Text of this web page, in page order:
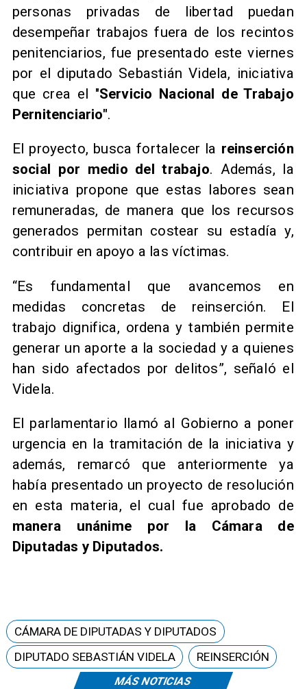
personas privadas de libertad puedan
desempeñar trabajos fuera de los recintos
penitenciarios, fue presentado este viernes
por el diputado Sebastián Videla, iniciativa
que crea el "Servicio Nacional de Trabajo
Pernitenciario".
El proyecto, busca fortalecer la reinserción
social por medio del trabajo. Además, la
iniciativa propone que estas labores sean
remuneradas, de manera que los recursos
generados permitan costear su estadía y,
contribuir en apoyo a las víctimas.
​“Es fundamental que avancemos en
medidas concretas de reinserción. El
trabajo dignifica, ordena y también permite
generar un aporte a la sociedad y a quienes
han sido afectados por delitos”, señaló el
Videla.
El parlamentario llamó al Gobierno a poner
urgencia en la tramitación de la iniciativa y
además, remarcó que anteriormente ya
había presentado un proyecto de resolución
en esta materia, el cual fue aprobado de
manera unánime por la Cámara de
Diputadas y Diputados.
MÁS NOTICIAS
CÁMARA DE DIPUTADAS Y DIPUTADOS
DIPUTADO SEBASTIÁN VIDELA
REINSERCIÓN